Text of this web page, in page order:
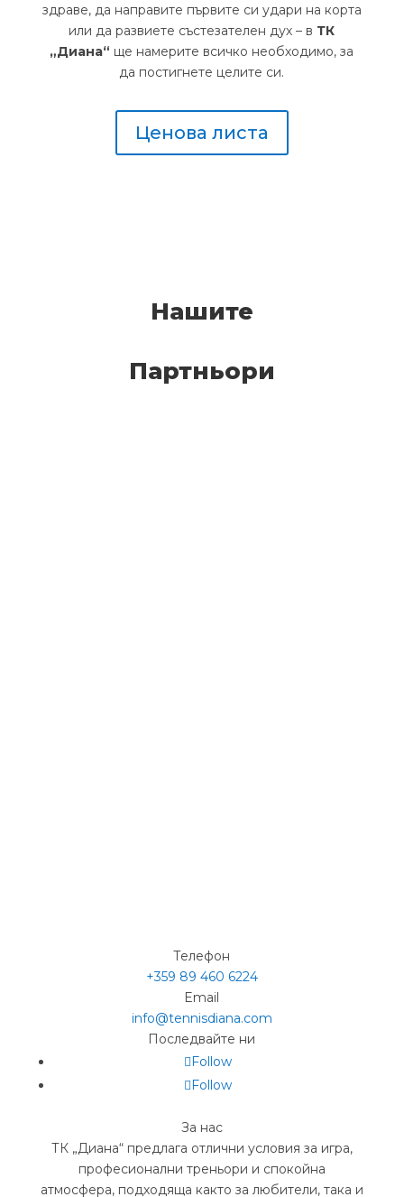
здраве, да направите първите си удари на корта
или да развиете състезателен дух – в ТК
„Диана“ ще намерите всичко необходимо, за
да постигнете целите си.
Ценова листа
Нашите
Партньори
Телефон
+359 89 460 6224­
Email
info@tennisdiana.com
Последвайте ни
Follow
Follow
За нас
ТК „Диана“ предлага отлични условия за игра,
професионални треньори и спокойна
атмосфера, подходяща както за любители, така и